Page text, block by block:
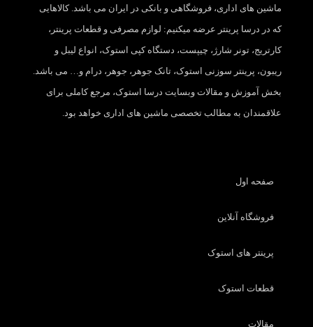
ماشین های اداری، فروشگاهی و بانکی در ایران می باشد. کالاهایی
که در درسا پرینتر عرضه میکنیم: لوازم مصرفی و قطعات پرینتر،
کارتریج، تونر شارژ، چیپست، دستگاه کپی استوک، انواع لیبل و
ریبون، پرینتر سوزنی استوک، تانک جوهر، جوهر، درام و… می باشد.
بخش آموزش و مقالات وبسایت درسا استوک، مرجع کاملی برای
علاقمندان به مطالب تخصصی ماشین های اداری خواهد بود.
صفحه اول
فروشگاه آنلاین
پرینتر های استوک
قطعات استوک
مقالات